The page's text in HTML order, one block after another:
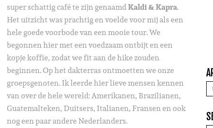
super schattig café te zijn genaamdKaldi & Kapra.
Het uitzicht was prachtig en voelde voor mij als een
hele goede voorbode van een mooie tour. We
begonnen hier met een voedzaam ontbijt en een
kopje koffie, zodat we fit aan de hike zouden
beginnen. Op het dakterras ontmoetten we onze
groepsgenoten. Ik leerde hier lieve mensen kennen
van over de hele wereld: Amerikanen, Brazilianen,
Guatemalteken, Duitsers, Italianen, Fransen en ook
nog een paar andere Nederlanders.